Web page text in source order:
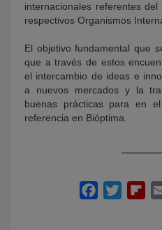
internacionales referentes
respectivos Organismos
El objetivo fundamental que
que a través de estos
el intercambio de ideas e
a nuevos mercados y la
buenas prácticas para en
referencia en Bióptima.